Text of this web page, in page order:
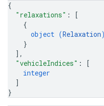
{
"relaxations" :
[
{
object (Relaxation)
}
] ,
"vehicleIndices" :
[
integer
]
}